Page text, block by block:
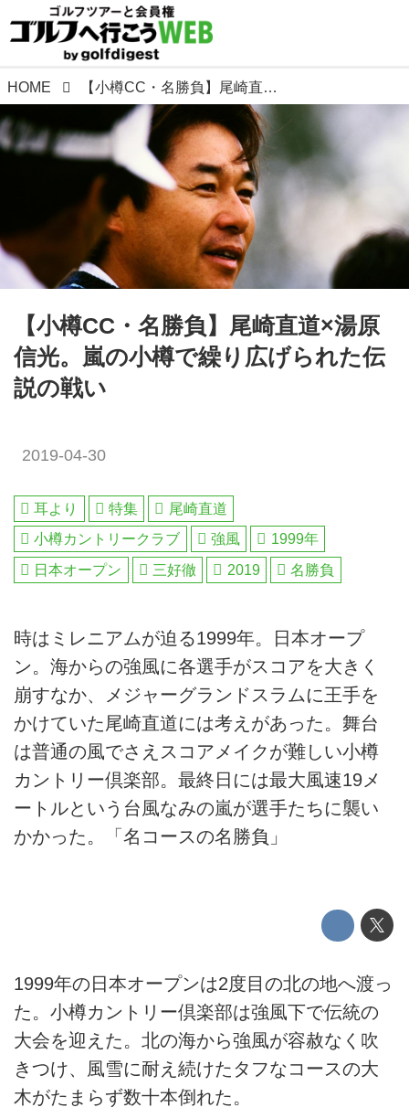
HOME 【小樽CC・名勝負】尾崎直道×湯原信光。嵐の小樽で繰り広げられた伝説の戦い
【小樽CC・名勝負】尾崎直道×湯原
信光。嵐の小樽で繰り広げられた伝
説の戦い
2019-04-30
耳より 特集
尾崎直道
小樽カントリークラブ
強風
1999年
日本オープン
三好徹 2019 名勝負
時はミレニアムが迫る1999年。日本オープ
ン。海からの強風に各選手がスコアを大きく
崩すなか、メジャーグランドスラムに王手を
かけていた尾崎直道には考えがあった。舞台
は普通の風でさえスコアメイクが難しい小樽
カントリー倶楽部。最終日には最大風速19メ
ートルという台風なみの嵐が選手たちに襲い
かかった。「名コースの名勝負」
1999年の日本オープンは2度目の北の地へ渡っ
た。小樽カントリー倶楽部は強風下で伝統の
大会を迎えた。北の海から強風が容赦なく吹
きつけ、風雪に耐え続けたタフなコースの大
木がたまらず数十本倒れた。